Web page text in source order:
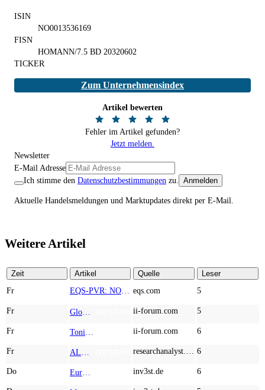
ISIN
NO0013536169
FISN
HOMANN/7.5 BD 20320602
TICKER
Zum Unternehmensindex
Artikel bewerten
Fehler im Artikel gefunden?
Jetzt melden.
Newsletter
E-Mail Adresse
Ich stimme den Datenschutzbestimmungen zu. Anmelden
Aktuelle Handelsmeldungen und Marktupdates direkt per E-Mail.
Weitere Artikel
Zeit Artikel Quelle
Leser
Fr
eqs.com 5
Fr ii-forum.com 5
Fr ii-forum.com 6
Fr 6
Do inv3st.de 6